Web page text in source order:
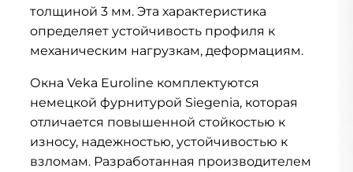
толщиной 3 мм. Эта характеристика
определяет устойчивость профиля к
механическим нагрузкам, деформациям.
Окна Veka Euroline комплектуются
немецкой фурнитурой Siegenia, которая
отличается повышенной стойкостью к
износу, надежностью, устойчивостью к
взломам. Разработанная производителем